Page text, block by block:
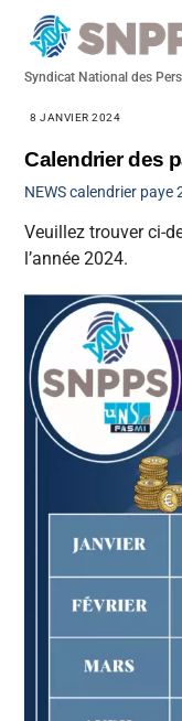
Syndicat National des
8 JANVIER 2024
Calendrier des
NEWS calendrier paye
Veuillez trouver ci-
l’année 2024.